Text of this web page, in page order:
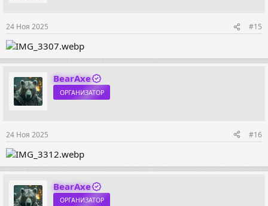
24 Ноя 2025 #15
BearAxe
ОРГАНИЗАТОР
24 Ноя 2025 #16
BearAxe
ОРГАНИЗАТОР